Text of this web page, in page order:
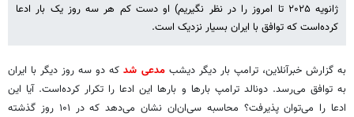
ژانویه ۲۰۲۵ تا امروز را در نظر نگیریم) او دست کم هر سه روز یک بار ادعا
کرده‌است که توافق با ایران بسیار نزدیک است.
به گزارش خبرآنلاین، ترامپ بار دیگر دیشبمدعی شدکه دو سه روز دیگر با ایران
به توافق می‌رسد. دونالد ترامپ بارها و بارها این ادعا را تکرار کرده‌است. آیا این
ادعا را می‌توان پذیرفت؟ محاسبه سی‌ان‌ان نشان می‌دهد که در ۱۰۱ روز گذشته